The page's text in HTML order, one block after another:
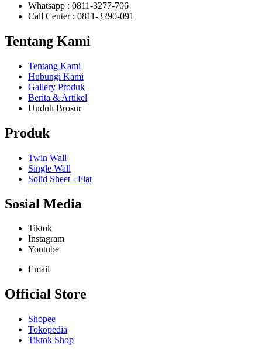
Whatsapp : 0811-3277-706
Call Center : 0811-3290-091
Tentang Kami
Tentang Kami
Hubungi Kami
Gallery Produk
Berita & Artikel
Unduh Brosur
Produk
Twin Wall
Single Wall
Solid Sheet - Flat
Sosial Media
Tiktok
Instagram
Youtube
Email
Official Store
Shopee
Tokopedia
Tiktok Shop